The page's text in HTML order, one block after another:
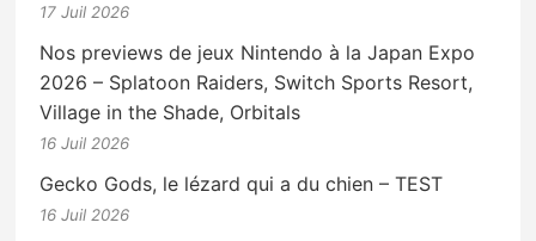
17 Juil 2026
Nos previews de jeux Nintendo à la Japan Expo
2026 – Splatoon Raiders, Switch Sports Resort,
Village in the Shade, Orbitals
16 Juil 2026
Gecko Gods, le lézard qui a du chien – TEST
16 Juil 2026